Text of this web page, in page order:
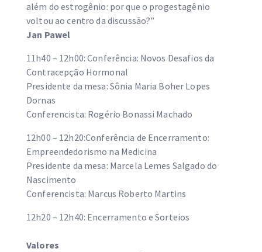
além do estrogênio: por que o progestagênio
voltou ao centro da discussão?”
Jan Pawel
11h40 – 12h00: Conferência: Novos Desafios da
Contracepção Hormonal
Presidente da mesa: Sônia Maria Boher Lopes
Dornas
Conferencista: Rogério Bonassi Machado
12h00 – 12h20:Conferência de Encerramento:
Empreendedorismo na Medicina
Presidente da mesa: Marcela Lemes Salgado do
Nascimento
Conferencista: Marcus Roberto Martins
12h20 – 12h40: Encerramento e Sorteios
Valores